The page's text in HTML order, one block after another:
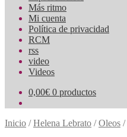
Más ritmo
Mi cuenta
Política de privacidad
RCM
rss
video
Videos
0,00€ 0 productos
Inicio /Helena Lebrato /Oleos /